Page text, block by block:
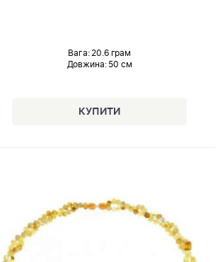
Вага: 20.6 грам
Довжина:50 см